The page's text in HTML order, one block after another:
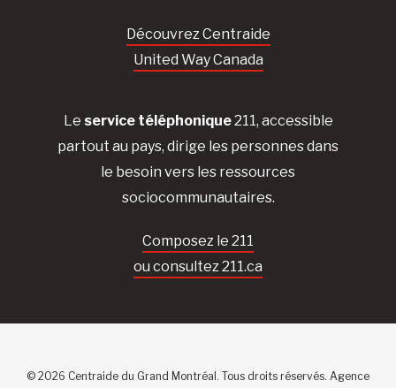
Découvrez Centraide
United Way Canada
Le service téléphonique211, accessible
partout au pays, dirige les personnes dans
le besoin vers les ressources
sociocommunautaires.
Composez le 211
ou consultez 211.ca
© 2026 Centraide du Grand Montréal. Tous droits réservés. Agence